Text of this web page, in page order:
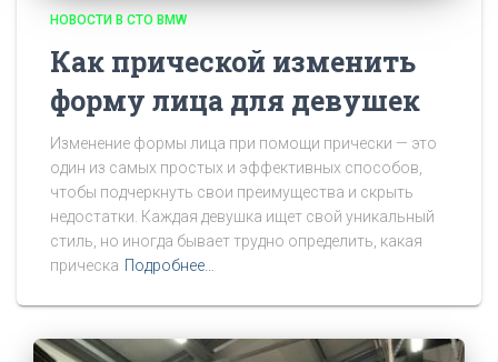
НОВОСТИ В СТО BMW
Как прической изменить
форму лица для девушек
Изменение формы лица при помощи прически — это
один из самых простых и эффективных способов,
чтобы подчеркнуть свои преимущества и скрыть
недостатки. Каждая девушка ищет свой уникальный
стиль, но иногда бывает трудно определить, какая
прическа Подробнее…